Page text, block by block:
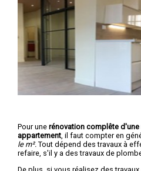
Pour une rénovation complête
appartement , il faut compter en
le m². Tout dépend des travaux à
refaire, s'il y a des travaux de